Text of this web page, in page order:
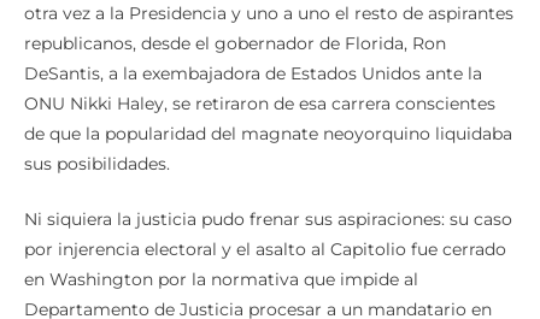
otra vez a la Presidencia y uno a uno el resto de aspirantes
republicanos, desde el gobernador de Florida, Ron
DeSantis, a la exembajadora de Estados Unidos ante la
ONU Nikki Haley, se retiraron de esa carrera conscientes
de que la popularidad del magnate neoyorquino liquidaba
sus posibilidades.
Ni siquiera la justicia pudo frenar sus aspiraciones: su caso
por injerencia electoral y el asalto al Capitolio fue cerrado
en Washington por la normativa que impide al
Departamento de Justicia procesar a un mandatario en